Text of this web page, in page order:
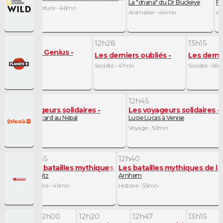
Nature - 46mn
La "ohana" du Dr Buckeye
Animalier - 44mn
Rise of a Genius
12h28
Les derniers oubliés
Société - 47mn
13h15
Les
Société -
Les voyageurs solidaires
Matthieu Ricard au Népal
12h45
Les voyageurs solidaires
Lucie Lucas à Venise
Voyage - 50mn
11h55
Les batailles mythiques de la Seconde Guerre
Le Blitz
Histoire - 45mn
12h40
Les batailles mythiques de
Arnhem
Histoire - 55mn
11h5512h00
12h20
12h47
13h15